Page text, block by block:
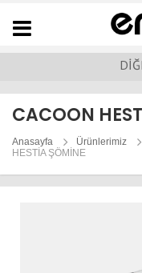
Navigation
CACOON
Anasayfa Ürünlerimiz
HESTİA ŞÖMİNE